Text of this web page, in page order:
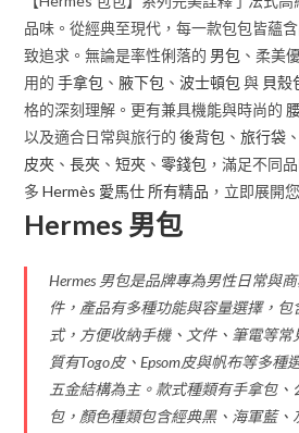
品味。從經典至現代，每一款包包皆蘊
致追求。無論是率性俐落的 男包 、柔美
用的手拿包 、 腋下包 、波士頓包 與 貝殼
格的深刻理解。更有兼具機能與時尚的
以及適合日常與旅行的後背包 、旅行袋
皮夾 、長夾 、短夾 、零錢包 ，滿足不同
多Hermès 愛馬仕 所有精品 ，立即展開
Hermes 男包
Hermes 男包是品牌專為男性日常與
件，產品有多種功能與容量選擇，
式，方便收納手機、文件、筆電等常
質有Togo皮、Epsom皮與帆布等多
五金結構為主。款式種類有手拿包
包，顏色種類包含經典黑、海軍藍